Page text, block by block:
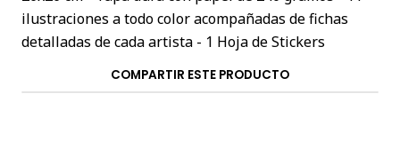
ilustraciones a todo color acompañadas de fichas
detalladas de cada artista - 1 Hoja de Stickers
COMPARTIR ESTE PRODUCTO